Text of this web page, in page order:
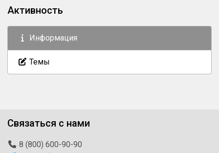
Активность
Информация
Темы
Связаться с нами
8 (800) 600-90-90